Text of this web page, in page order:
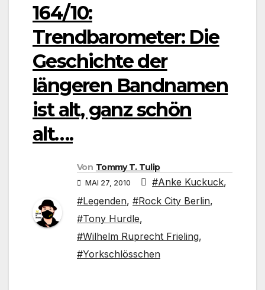
164/10:
Trendbarometer: Die
Geschichte der
längeren Bandnamen
ist alt, ganz schön
alt….
Von Tommy T. Tulip
MAI 27, 2010 #Anke Kuckuck,
#Legenden, #Rock City Berlin,
#Tony Hurdle,
#Wilhelm Ruprecht Frieling,
#Yorkschlösschen